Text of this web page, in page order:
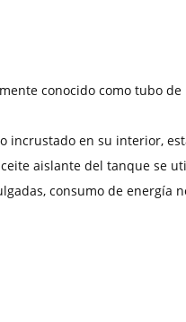
conocido como tubo de
incrustado en su interior,
aislante del tanque se
consumo de energía